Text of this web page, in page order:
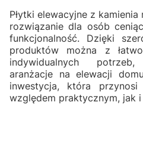
Płytki elewacyjne z
rozwiązanie dla osób
funkcjonalność. Dzięki
produktów można z
indywidualnych
aranżacje na elewacji
inwestycja, która
względem praktycznym, jak